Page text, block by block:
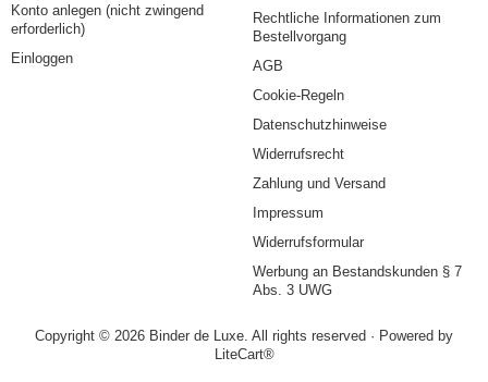
Konto anlegen (nicht zwingend
erforderlich)
Einloggen
Rechtliche Informationen zum
Bestellvorgang
AGB
Cookie-Regeln
Datenschutzhinweise
Widerrufsrecht
Zahlung und Versand
Impressum
Widerrufsformular
Werbung an Bestandskunden § 7
Abs. 3 UWG
Copyright © 2026 Binder de Luxe. All rights reserved · Powered by
LiteCart®